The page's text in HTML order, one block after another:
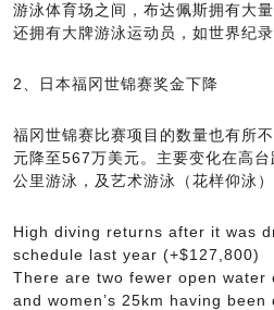
游泳体育场之间，布达佩斯拥有大
还拥有大牌游泳运动员，如世界纪
2、日本福冈世锦赛奖金下降
福冈世锦赛比赛项目的数量也有所
元降至567万美元。主要变化在高
公里游泳，及艺术游泳（花样仰泳）
High diving returns after it was
schedule last year (+$127,800)
There are two fewer open water
and women’s 25km having